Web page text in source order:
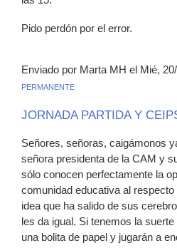
Pido perdón por el error.
Enviado por Marta MH el Mié,
PERMANENTE
JORNADA PARTIDA Y
Señores, señoras, caigámonos
señora presidenta de la CAM y
sólo conocen perfectamente la
comunidad educativa al
idea que ha salido de sus
les da igual. Si tenemos la
una bolita de papel y jugarán a